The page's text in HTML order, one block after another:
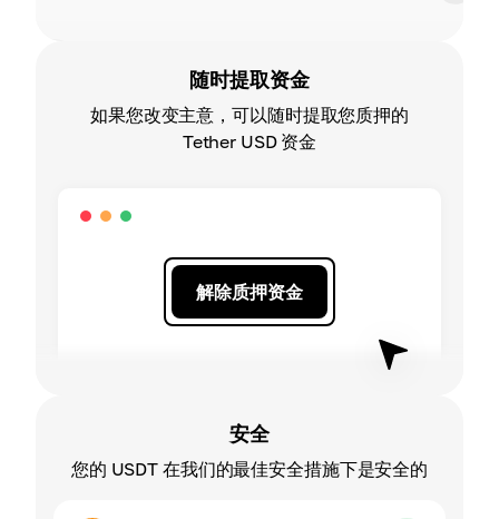
解除质押资金
随时提取资金
如果您改变主意，可以随时提取您质押的
Tether USD 资金
安全
您的 USDT 在我们的最佳安全措施下是安全的